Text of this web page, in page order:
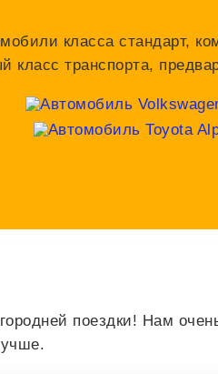
класса стандарт,
класс транспорта,
поездки! Нам